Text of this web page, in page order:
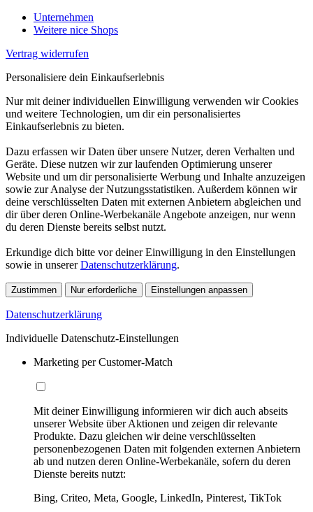
Unternehmen
Weitere nice Shops
Vertrag widerrufen
Personalisiere dein Einkaufserlebnis
Nur mit deiner individuellen Einwilligung verwenden wir Cookies
und weitere Technologien, um dir ein personalisiertes
Einkaufserlebnis zu bieten.
Dazu erfassen wir Daten über unsere Nutzer, deren Verhalten und
Geräte. Diese nutzen wir zur laufenden Optimierung unserer
Website und um dir personalisierte Werbung und Inhalte anzuzeigen
sowie zur Analyse der Nutzungsstatistiken. Außerdem können wir
deine verschlüsselten Daten mit externen Anbietern abgleichen und
dir über deren Online-Werbekanäle Angebote anzeigen, nur wenn
du deren Dienste bereits selbst nutzt.
Erkundige dich bitte vor deiner Einwilligung in den Einstellungen
sowie in unsererDatenschutzerklärung.
Zustimmen Nur erforderliche Einstellungen anpassen
Datenschutzerklärung
Individuelle Datenschutz-Einstellungen
Marketing per Customer-Match
Mit deiner Einwilligung informieren wir dich auch abseits
unserer Website über Aktionen und zeigen dir relevante
Produkte. Dazu gleichen wir deine verschlüsselten
personenbezogenen Daten mit folgenden externen Anbietern
ab und nutzen deren Online-Werbekanäle, sofern du deren
Dienste bereits nutzt:
Bing, Criteo, Meta, Google, LinkedIn, Pinterest, TikTok